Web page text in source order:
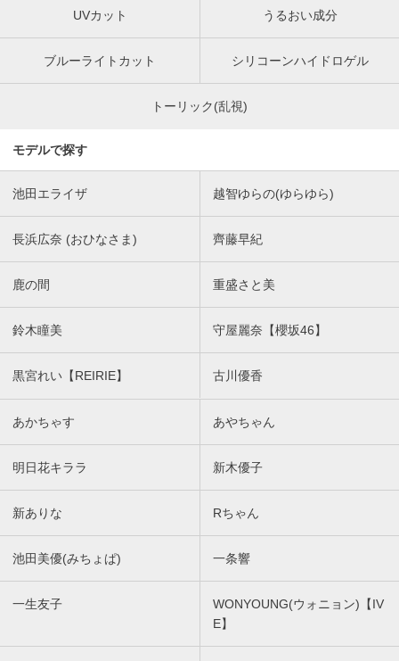
UVカット うるおい成分
ブルーライトカット シリコーンハイドロゲル
トーリック(乱視)
モデルで探す
池田エライザ 越智ゆらの(ゆらゆら)
長浜広奈 (おひなさま) 齊藤早紀
鹿の間 重盛さと美
鈴木瞳美 守屋麗奈【櫻坂46】
黒宮れい【REIRIE】 古川優香
あかちゃす あやちゃん
明日花キララ 新木優子
新ありな Rちゃん
池田美優(みちょぱ) 一条響
一生友子
WONYOUNG(ウォニョン)【IV
E】